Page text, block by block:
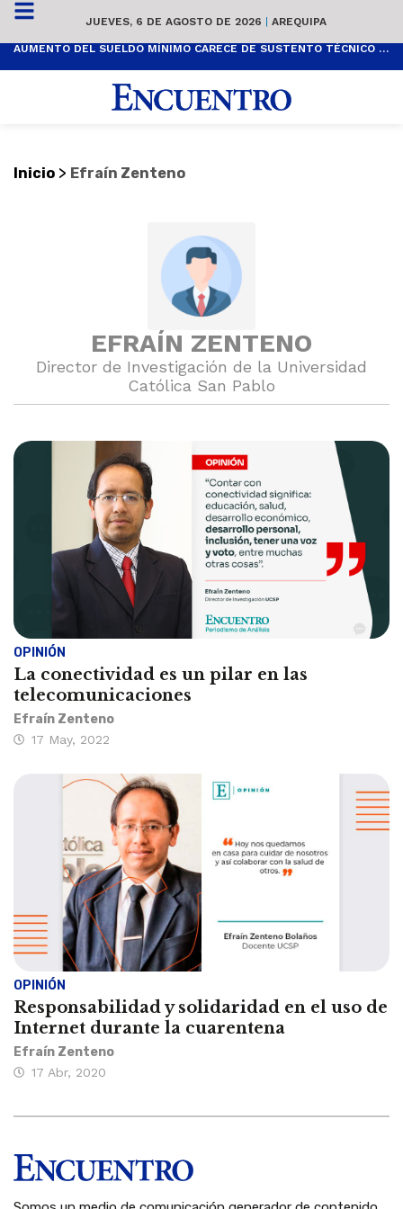
JUEVES, 6 DE AGOSTO DE 2026 | AREQUIPA
AUMENTO DEL SUELDO MÍNIMO CARECE DE SUSTENTO TÉCNICO Y ES POPULISTA
Inicio > Efraín Zenteno
EFRAÍN ZENTENO
Director de Investigación de la Universidad
Católica San Pablo
OPINIÓN
La conectividad es un pilar en las
telecomunicaciones
Efraín Zenteno
17 May, 2022
OPINIÓN
Responsabilidad y solidaridad en el uso de
Internet durante la cuarentena
Efraín Zenteno
17 Abr, 2020